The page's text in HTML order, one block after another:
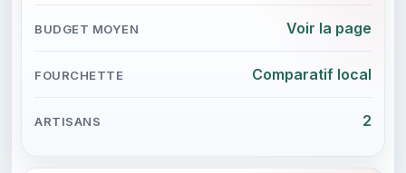
Voir la page
Comparatif local
2